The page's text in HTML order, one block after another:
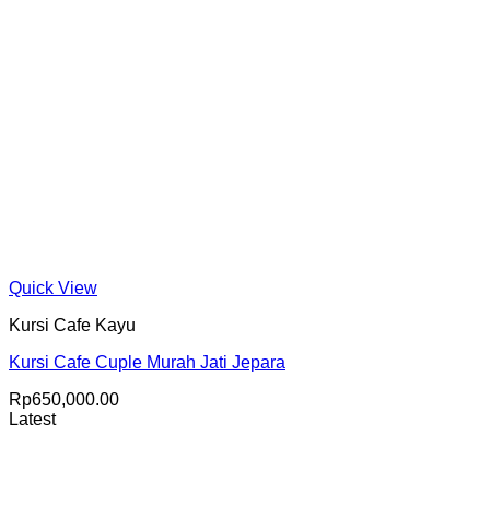
Quick View
Kursi Cafe Kayu
Kursi Cafe Cuple Murah Jati Jepara
Rp650,000.00
Latest